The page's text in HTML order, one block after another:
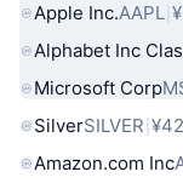
Apple Inc.AAPL
Alphabet Inc
Microsoft Corp
SilverSILVER
Amazon.com Inc